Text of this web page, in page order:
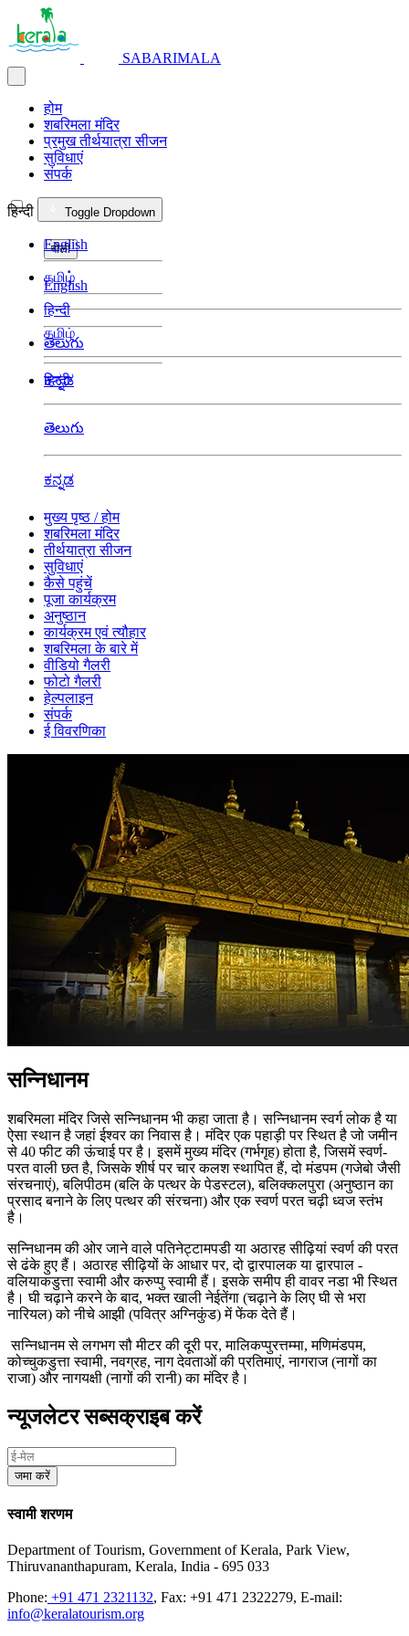
SABARIMALA
होम
शबरिमला मंदिर
प्रमुख तीर्थयात्रा सीजन
सुविधाएं
संपर्क
हिन्दी Toggle Dropdown
English
தமிழ்
हिन्दी
తెలుగు
ಕನ್ನಡ
बोली
English
தமிழ்
हिन्दी
తెలుగు
ಕನ್ನಡ
मुख्य पृष्ठ / होम
शबरिमला मंदिर
तीर्थयात्रा सीजन
सुविधाएं
कैसे पहुंचें
पूजा कार्यक्रम
अनुष्ठान
कार्यक्रम एवं त्यौहार
शबरिमला के बारे में
वीडियो गैलरी
फोटो गैलरी
हेल्पलाइन
संपर्क
ई विवरणिका
सन्निधानम
शबरिमला मंदिर जिसे सन्निधानम भी कहा जाता है। सन्निधानम स्वर्ग लोक है या
ऐसा स्थान है जहां ईश्वर का निवास है। मंदिर एक पहाड़ी पर स्थित है जो जमीन
से 40 फीट की ऊंचाई पर है। इसमें मुख्य मंदिर (गर्भगृह) होता है, जिसमें स्वर्ण-
परत वाली छत है, जिसके शीर्ष पर चार कलश स्थापित हैं, दो मंडपम (गजेबो जैसी
संरचनाएं), बलिपीठम (बलि के पत्थर के पेडस्टल), बलिक्कलपुरा (अनुष्ठान का
प्रसाद बनाने के लिए पत्थर की संरचना) और एक स्वर्ण परत चढ़ी ध्वज स्तंभ
है।
सन्निधानम की ओर जाने वाले पतिनेट्टामपडी या अठारह सीढ़ियां स्वर्ण की परत
से ढंके हुए हैं। अठारह सीढ़ियों के आधार पर, दो द्वारपालक या द्वारपाल -
वलियाकडुत्ता स्वामी और करुप्पु स्वामी हैं। इसके समीप ही वावर नडा भी स्थित
है। घी चढ़ाने करने के बाद, भक्त खाली नेईतेंगा (चढ़ाने के लिए घी से भरा
नारियल) को नीचे आझी (पवित्र अग्निकुंड) में फेंक देते हैं।
सन्निधानम से लगभग सौ मीटर की दूरी पर, मालिकप्पुरत्तम्मा, मणिमंडपम,
कोच्चुकडुत्ता स्वामी, नवग्रह, नाग देवताओं की प्रतिमाएं, नागराज (नागों का
राजा) और नागयक्षी (नागों की रानी) का मंदिर है।
न्यूजलेटर सब्सक्राइब करें
जमा करें
स्वामी शरणम
Department of Tourism, Government of Kerala, Park View,
Thiruvananthapuram, Kerala, India - 695 033
Phone: +91 471 2321132, Fax: +91 471 2322279, E-mail:
info@keralatourism.org